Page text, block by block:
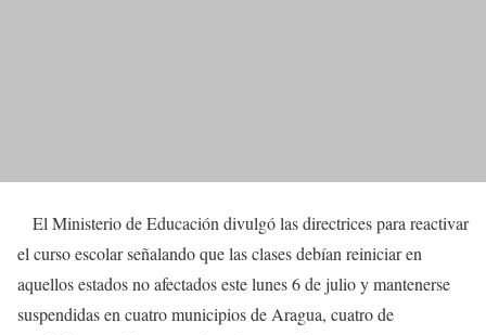
El Ministerio de Educación divulgó las directrices para reactivar
el curso escolar señalando que las clases debían reiniciar en
aquellos estados no afectados este lunes 6 de julio y mantenerse
suspendidas en cuatro municipios de Aragua, cuatro de